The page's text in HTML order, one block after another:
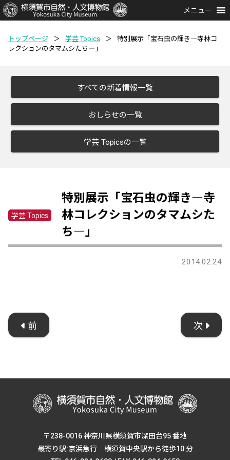
メニュー
トップページ ＞ 学芸 Topics ＞
特別展示「宝石虫の輝き―寺林コ
レクションのタマムシたち―」
すべての新着情報一覧
おしらせの一覧
学芸 Topicsの一覧
学芸 Topics
特別展示「宝石虫の輝き―寺
林コレクションのタマムシた
ち―」
2014.02.24
前 次
〒238-0016 神奈川県横須賀市深田台95 番地
最寄り駅:京浜急行 横須賀中央駅から徒歩10 分